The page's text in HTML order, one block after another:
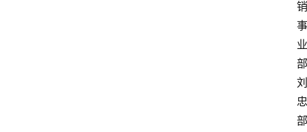
销
事
业
部
刘
忠
部